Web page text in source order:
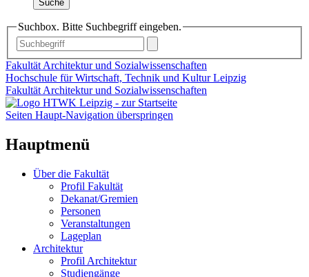
Suche
Suchbox. Bitte Suchbegriff eingeben.
Fakultät Architektur und Sozialwissenschaften
Hochschule für Wirtschaft, Technik und Kultur Leipzig
Fakultät Architektur und Sozialwissenschaften
Seiten Haupt-Navigation überspringen
Hauptmenü
Über die Fakultät
Profil Fakultät
Dekanat/Gremien
Personen
Veranstaltungen
Lageplan
Architektur
Profil Architektur
Studiengänge